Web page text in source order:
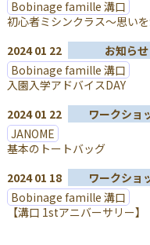
Bobinage famille 溝口
初心者ミシンクラス～思い
2024 01 22
お知らせ
Bobinage famille 溝口
入園入学アドバイスDAY
2024 01 22
ワークショ
JANOME
基本のトートバッグ
2024 01 18
ワークショ
Bobinage famille 溝口
【溝口 1stアニバーサリー